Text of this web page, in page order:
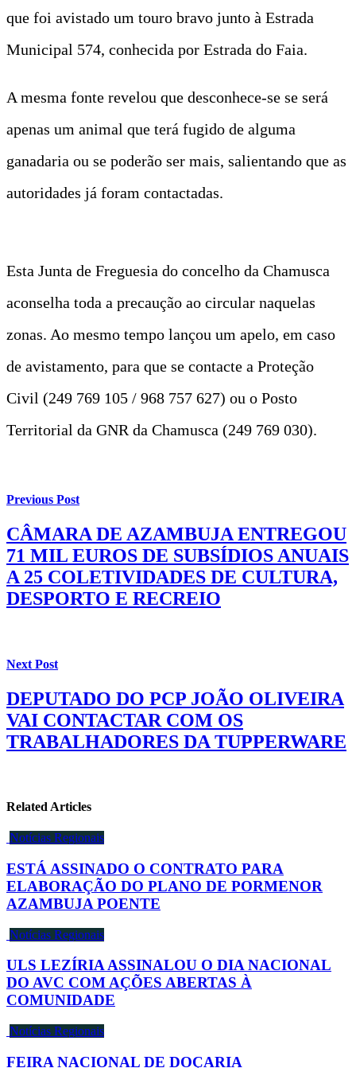
que foi avistado um touro bravo junto à Estrada
Municipal 574, conhecida por Estrada do Faia.
A mesma fonte revelou que desconhece-se se será
apenas um animal que terá fugido de alguma
ganadaria ou se poderão ser mais, salientando que as
autoridades já foram contactadas.
Esta Junta de Freguesia do concelho da Chamusca
aconselha toda a precaução ao circular naquelas
zonas. Ao mesmo tempo lançou um apelo, em caso
de avistamento, para que se contacte a Proteção
Civil (249 769 105 / 968 757 627) ou o Posto
Territorial da GNR da Chamusca (249 769 030).
Previous Post
CÂMARA DE AZAMBUJA ENTREGOU
71 MIL EUROS DE SUBSÍDIOS ANUAIS
A 25 COLETIVIDADES DE CULTURA,
DESPORTO E RECREIO
Next Post
DEPUTADO DO PCP JOÃO OLIVEIRA
VAI CONTACTAR COM OS
TRABALHADORES DA TUPPERWARE
Related Articles
Notícias Regionais
ESTÁ ASSINADO O CONTRATO PARA
ELABORAÇÃO DO PLANO DE PORMENOR
AZAMBUJA POENTE
Notícias Regionais
ULS LEZÍRIA ASSINALOU O DIA NACIONAL
DO AVC COM AÇÕES ABERTAS À
COMUNIDADE
Notícias Regionais
FEIRA NACIONAL DE DOÇARIA